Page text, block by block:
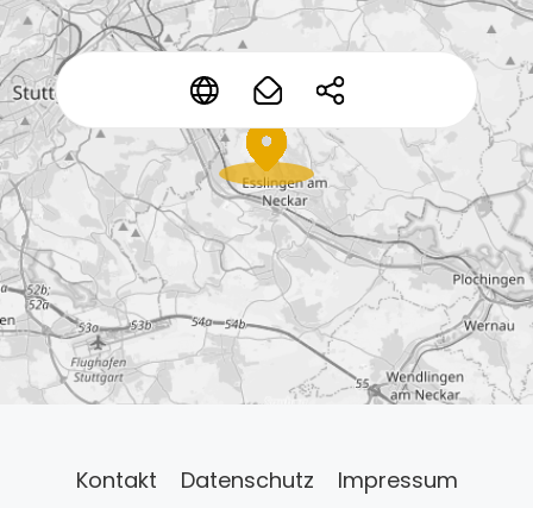
* * *
Kontakt Datenschutz Impressum